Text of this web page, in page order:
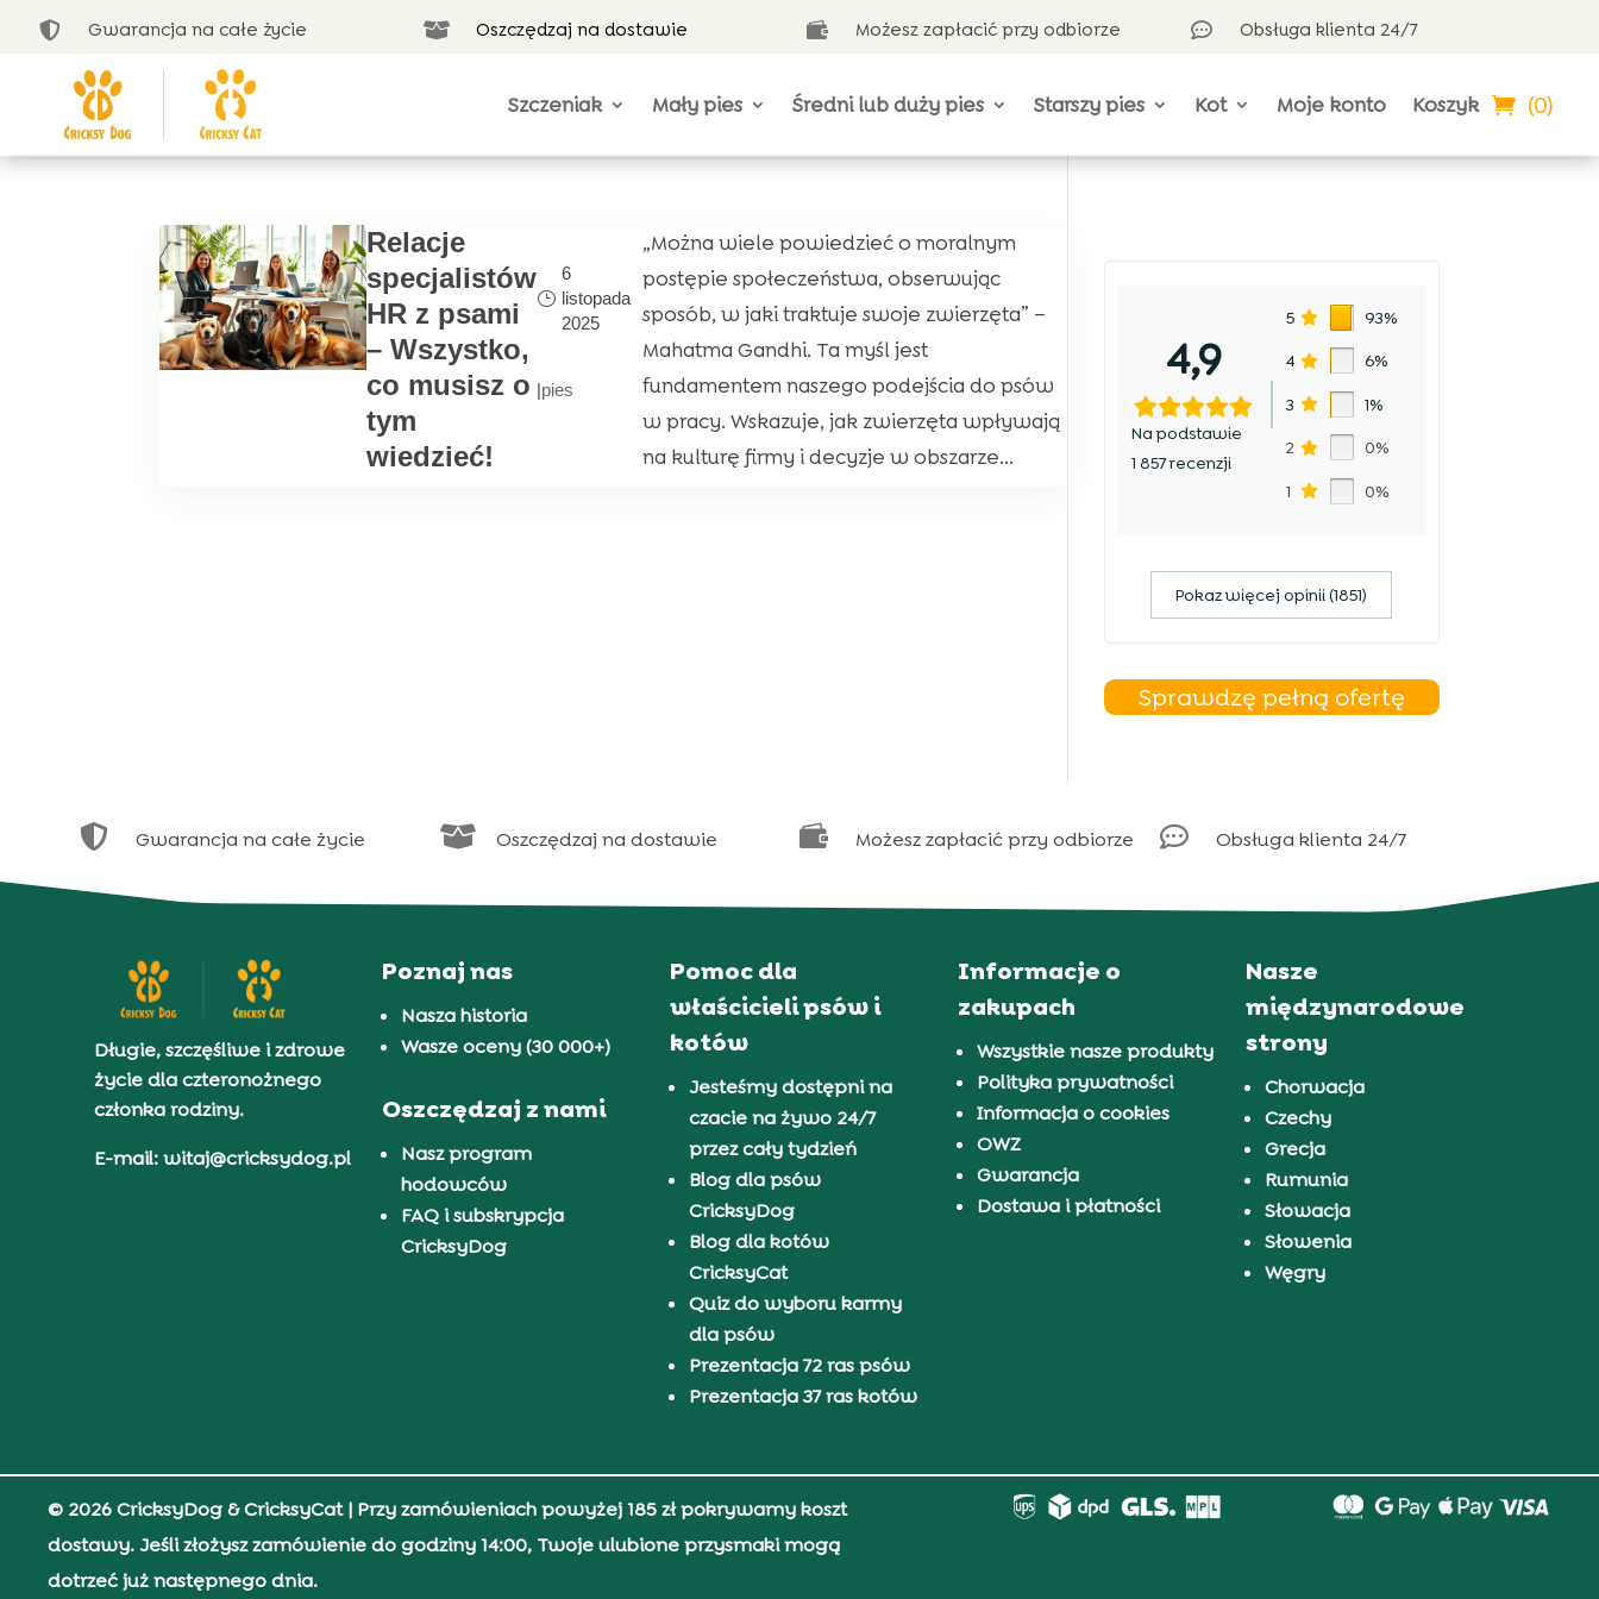
 Gwarancja na całe życie  Oszczędzaj na dostawie  Możesz zapłacić przy odbiorze  Obsługa klienta 24/7
Szczeniak Mały pies Średni lub duży pies Starszy pies Kot Moje konto Koszyk (0)
Relacje
specjalistów
HR z psami
– Wszystko,
co musisz o
tym
wiedzieć!
6
listopada
2025
|pies
„Można wiele powiedzieć o moralnym
postępie społeczeństwa, obserwując
sposób, w jaki traktuje swoje zwierzęta” –
Mahatma Gandhi. Ta myśl jest
fundamentem naszego podejścia do psów
w pracy. Wskazuje, jak zwierzęta wpływają
na kulturę firmy i decyzje w obszarze...
4,9
Na podstawie
1 857 recenzji
5 93%
4 6%
3 1%
2 0%
1 0%
Pokaz więcej opinii (1851)
Sprawdzę pełną ofertę
 Gwarancja na całe życie  Oszczędzaj na dostawie  Możesz zapłacić przy odbiorze  Obsługa klienta 24/7
Długie, szczęśliwe i zdrowe
życie dla czteronożnego
członka rodziny.
E-mail: witaj@cricksydog.pl
Poznaj nas
Nasza historia
Wasze oceny (30 000+)
Oszczędzaj z nami
Nasz program
hodowców
FAQ i subskrypcja
CricksyDog
Pomoc dla
właścicieli psów i
kotów
Jesteśmy dostępni na
czacie na żywo 24/7
przez cały tydzień
Blog dla psów
CricksyDog
Blog dla kotów
CricksyCat
Quiz do wyboru karmy
dla psów
Prezentacja 72 ras psów
Prezentacja 37 ras kotów
Informacje o
zakupach
Wszystkie nasze produkty
Polityka prywatności
Informacja o cookies
OWZ
Gwarancja
Dostawa i płatności
Nasze
międzynarodowe
strony
Chorwacja
Czechy
Grecja
Rumunia
Słowacja
Słowenia
Węgry
© 2026 CricksyDog & CricksyCat| Przy zamówieniach powyżej 185 zł pokrywamy koszt
dostawy. Jeśli złożysz zamówienie do godziny 14:00, Twoje ulubione przysmaki mogą
dotrzeć już następnego dnia.